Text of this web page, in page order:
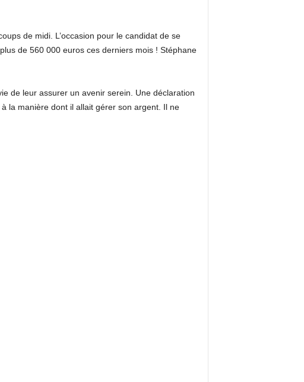
de midi. L’occasion pour le candidat de se
de 560 000 euros ces derniers mois ! Stéphane
de leur assurer un avenir serein. Une déclaration
la manière dont il allait gérer son argent. Il ne